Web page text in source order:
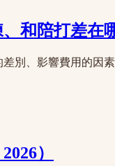
和陪打差在哪
別、影響費用的因
）